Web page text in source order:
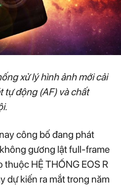
xử lý hình ảnh mới cải
tự động (AF) và chất
công bố đang phát
gương lật full-frame
thuộc HỆ THỐNG EOS R
dự kiến ra mắt trong năm